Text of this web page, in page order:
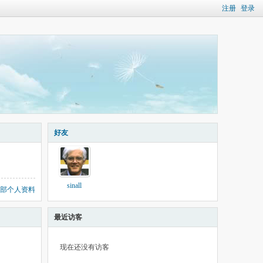
注册 登录
个人资料
好友
sinall
最近访客
现在还没有访客